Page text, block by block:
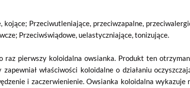
kojące; Przeciwutleniające, przeciwzapalne,
Przeciwświądowe, uelastyczniające, tonizujące.
pierwszy koloidalna owsianka. Produkt ten
właściwości koloidalne o działaniu
i zaczerwienienie. Owsianka koloidalna